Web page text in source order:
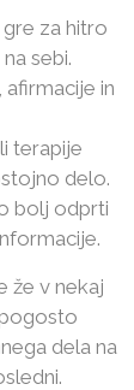
za hitro
sebi.
afirmacije in
terapije
delo.
bolj odprti
že v nekaj
dela na